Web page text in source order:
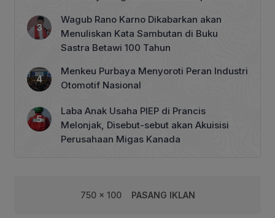
Wagub Rano Karno Dikabarkan akan
Menuliskan Kata Sambutan di Buku
Sastra Betawi 100 Tahun
Menkeu Purbaya Menyoroti Peran Industri
Otomotif Nasional
Laba Anak Usaha PIEP di Prancis
Melonjak, Disebut-sebut akan Akuisisi
Perusahaan Migas Kanada
750 x 100 PASANG IKLAN